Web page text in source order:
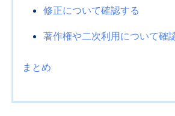
修正について確認する
著作権や二次利用について確
まとめ